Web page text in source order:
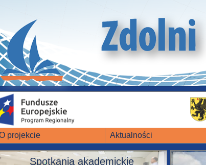
projekcie Aktualności
Spotkania akademickie